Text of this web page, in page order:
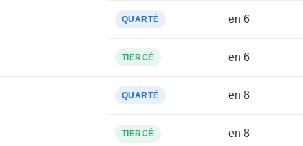
QUARTÉ en 6
TIERCÉ en 6
QUARTÉ en 8
TIERCÉ en 8